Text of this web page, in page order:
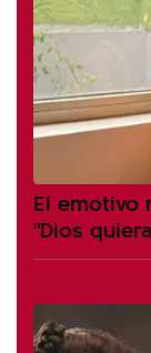
El emotivo
"Dios